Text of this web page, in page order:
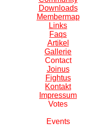
Downloads
Membermap
Links
Faqs
Artikel
Gallerie
Contact
Joinus
Fightus
Kontakt
Impressum
Votes
Events